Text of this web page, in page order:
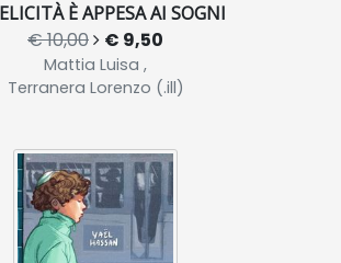
È APPESA AI SOGNI
€ 10,00 € 9,50
Mattia Luisa ,
Terranera Lorenzo (.ill)